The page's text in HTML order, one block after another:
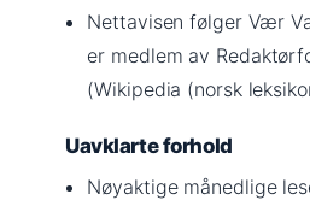
Nettavisen følger Vær
er medlem av
(Wikipedia (norsk
Uavklarte forhold
Nøyaktige månedlige